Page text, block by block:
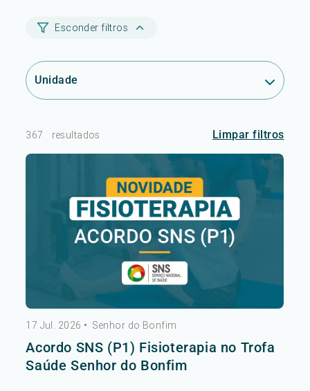
Esconder filtros
Unidade
367 resultados Limpar filtros
17 Jul. 2026 • Senhor do Bonfim
Acordo SNS (P1) Fisioterapia no Trofa
Saúde Senhor do Bonfim